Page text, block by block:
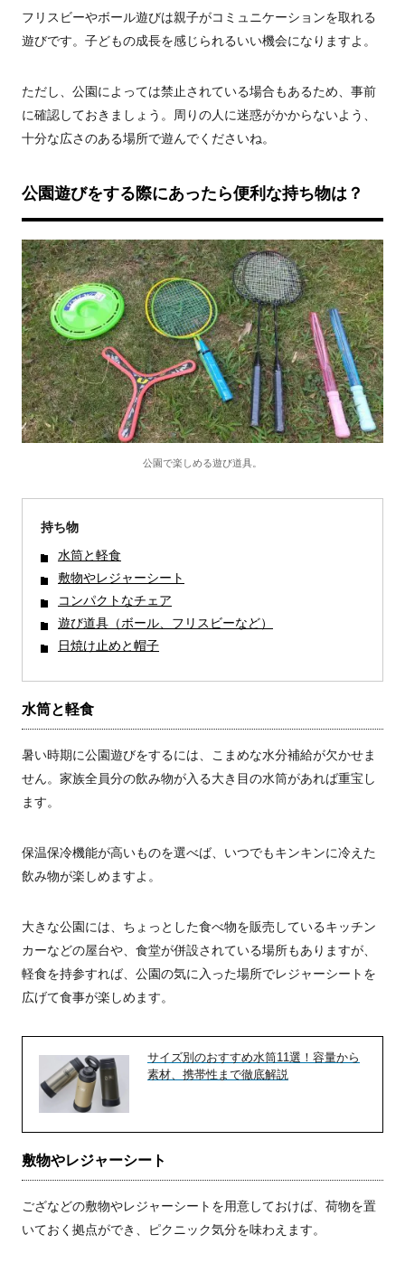
フリスビーやボール遊びは親子がコミュニケーションを取れる
遊びです。子どもの成長を感じられるいい機会になりますよ。
ただし、公園によっては禁止されている場合もあるため、事前
に確認しておきましょう。周りの人に迷惑がかからないよう、
十分な広さのある場所で遊んでくださいね。
公園遊びをする際にあったら便利な持ち物は？
公園で楽しめる遊び道具。
持ち物
水筒と軽食
敷物やレジャーシート
コンパクトなチェア
遊び道具（ボール、フリスビーなど）
日焼け止めと帽子
水筒と軽食
暑い時期に公園遊びをするには、こまめな水分補給が欠かせま
せん。家族全員分の飲み物が入る大き目の水筒があれば重宝し
ます。
保温保冷機能が高いものを選べば、いつでもキンキンに冷えた
飲み物が楽しめますよ。
大きな公園には、ちょっとした食べ物を販売しているキッチン
カーなどの屋台や、食堂が併設されている場所もありますが、
軽食を持参すれば、公園の気に入った場所でレジャーシートを
広げて食事が楽しめます。
サイズ別のおすすめ水筒11選！容量から
素材、携帯性まで徹底解説
敷物やレジャーシート
ござなどの敷物やレジャーシートを用意しておけば、荷物を置
いておく拠点ができ、ピクニック気分を味わえます。